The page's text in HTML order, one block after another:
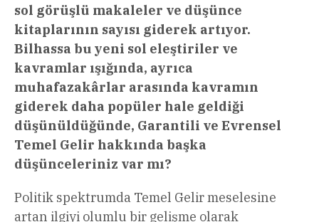
sol görüşlü makaleler ve düşünce
kitaplarının sayısı giderek artıyor.
Bilhassa bu yeni sol eleştiriler ve
kavramlar ışığında, ayrıca
muhafazakârlar arasında kavramın
giderek daha popüler hale geldiği
düşünüldüğünde, Garantili ve Evrensel
Temel Gelir hakkında başka
düşünceleriniz var mı?
Politik spektrumda Temel Gelir meselesine
artan ilgiyi olumlu bir gelişme olarak